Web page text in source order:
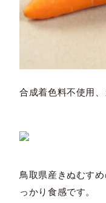
合成着色料不使用
鳥取県産きぬむす
っかり食感です。